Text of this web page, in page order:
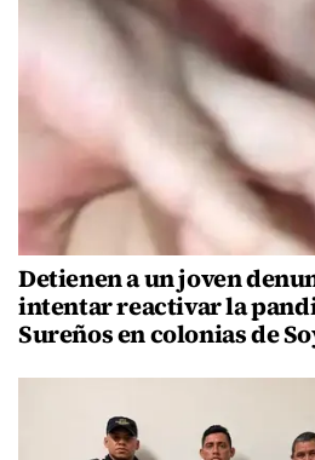
Detienen a un joven
intentar reactivar la
Sureños en colonias de